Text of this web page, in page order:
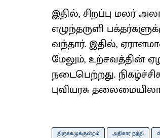
இதில், சிறப்பு மலர்
எழுந்தருளி
வந்தார். இதில்,
மேலும், உற்சவத்தின்
நடைபெற்றது.
புவியரசு
திருக்கழுக்குன்றம் அதிகார நந்தி